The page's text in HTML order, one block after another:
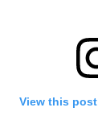
View this